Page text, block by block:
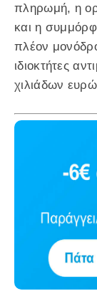
πληρωμή, η
και η
πλέον
ιδιοκτήτες
χιλιάδων